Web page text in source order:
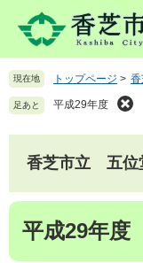
先
頭
す
を
飛
し
文
現在地 トップページ >
足あと 平成29年度
香芝市立 五位
本
平成29年度